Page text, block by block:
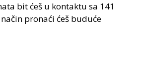
bit ćeš u kontaktu sa 141
pronaći ćeš buduće